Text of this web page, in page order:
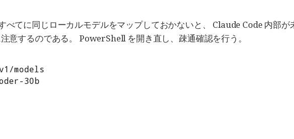
てに同じローカルモデルをマップしておかないと、 Claude Code 内部が
意するのである。 PowerShell を開き直し、疎通確認を行う。
models
30b